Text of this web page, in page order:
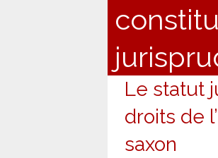
Le statut
droits de
saxon